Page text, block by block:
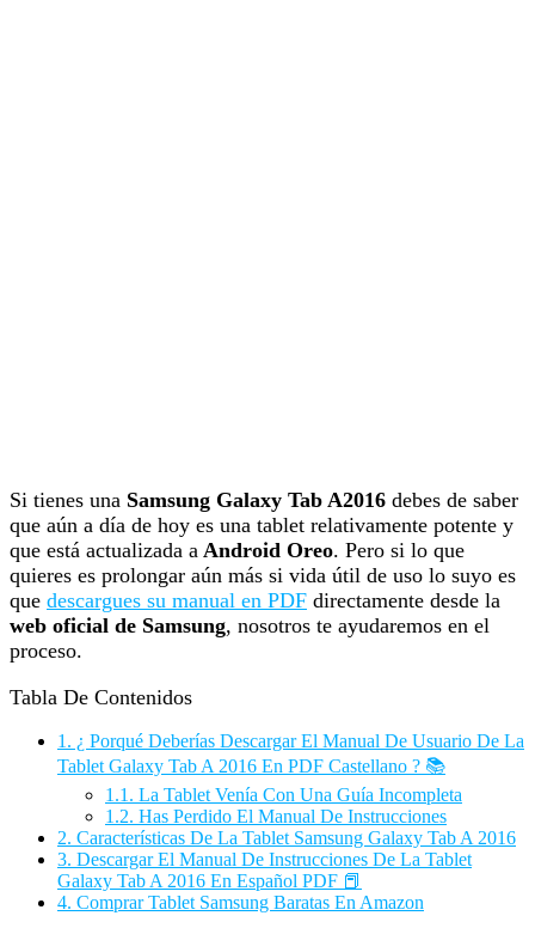
Si tienes una Samsung Galaxy Tab A2016 debes de saber
que aún a día de hoy es una tablet relativamente potente y
que está actualizada a Android Oreo. Pero si lo que
quieres es prolongar aún más si vida útil de uso lo suyo es
que descargues su manual en PDF directamente desde la
web oficial de Samsung, nosotros te ayudaremos en el
proceso.
Tabla De Contenidos
1. ¿ Porqué Deberías Descargar El Manual De Usuario De La
Tablet Galaxy Tab A 2016 En PDF Castellano ? 📚
1.1. La Tablet Venía Con Una Guía Incompleta
1.2. Has Perdido El Manual De Instrucciones
2. Características De La Tablet Samsung Galaxy Tab A 2016
3. Descargar El Manual De Instrucciones De La Tablet
Galaxy Tab A 2016 En Español PDF 📕
4. Comprar Tablet Samsung Baratas En Amazon